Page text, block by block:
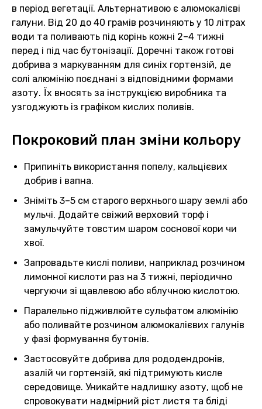
в період вегетації. Альтернативою є алюмокалієві
галуни. Від 20 до 40 грамів розчиняють у 10 літрах
води та поливають під корінь кожні 2–4 тижні
перед і під час бутонізації. Доречні також готові
добрива з маркуванням для синіх гортензій, де
солі алюмінію поєднані з відповідними формами
азоту. Їх вносять за інструкцією виробника та
узгоджують із графіком кислих поливів.
Покроковий план зміни кольору
Припиніть використання попелу, кальцієвих
добрив і вапна.
Зніміть 3–5 см старого верхнього шару землі або
мульчі. Додайте свіжий верховий торф і
замульчуйте товстим шаром соснової кори чи
хвої.
Запровадьте кислі поливи, наприклад розчином
лимонної кислоти раз на 3 тижні, періодично
чергуючи зі щавлевою або яблучною кислотою.
Паралельно підживлюйте сульфатом алюмінію
або поливайте розчином алюмокалієвих галунів
у фазі формування бутонів.
Застосовуйте добрива для рододендронів,
азалій чи гортензій, які підтримують кисле
середовище. Уникайте надлишку азоту, щоб не
спровокувати надмірний ріст листя та бліді